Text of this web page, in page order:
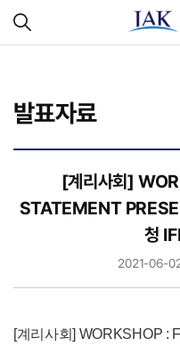
발표자료
[계리사회]
STATEMENT
청
2021-06-
[계리사회] WORKSHOP :